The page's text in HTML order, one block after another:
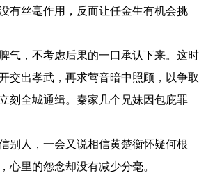
有丝毫作用，反而让任金生有机会挑
气，不考虑后果的一口承认下来。这时
交出孝武，再求莺音暗中照顾，以争取
刻全城通缉。秦家几个兄妹因包庇罪
别人，一会又说相信黄楚衡怀疑何根
心里的怨念却没有减少分毫。